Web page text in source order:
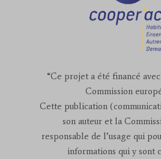
“Ce projet a été financé
Commission
Cette publication
son auteur et la
responsable de l’usage qui
informations qui y sont